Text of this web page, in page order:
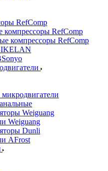
RefComp
компрессоры RefComp
компрессоры RefComp
Weiguang
Weiguang
Dunli
AFrost